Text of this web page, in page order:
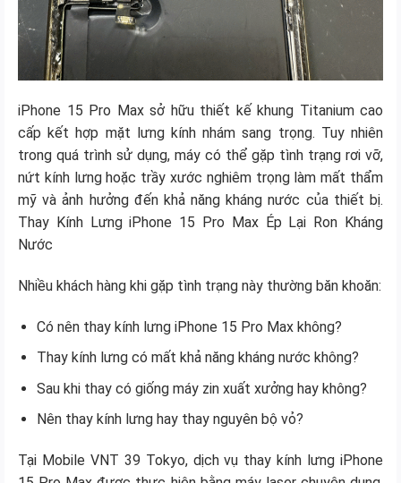
iPhone 15 Pro Max sở hữu thiết kế khung Titanium cao
cấp kết hợp mặt lưng kính nhám sang trọng. Tuy nhiên
trong quá trình sử dụng, máy có thể gặp tình trạng rơi vỡ,
nứt kính lưng hoặc trầy xước nghiêm trọng làm mất thẩm
mỹ và ảnh hưởng đến khả năng kháng nước của thiết bị.
Thay Kính Lưng iPhone 15 Pro Max Ép Lại Ron Kháng
Nước
Nhiều khách hàng khi gặp tình trạng này thường băn khoăn:
Có nên thay kính lưng iPhone 15 Pro Max không?
Thay kính lưng có mất khả năng kháng nước không?
Sau khi thay có giống máy zin xuất xưởng hay không?
Nên thay kính lưng hay thay nguyên bộ vỏ?
Tại Mobile VNT 39 Tokyo, dịch vụ thay kính lưng iPhone